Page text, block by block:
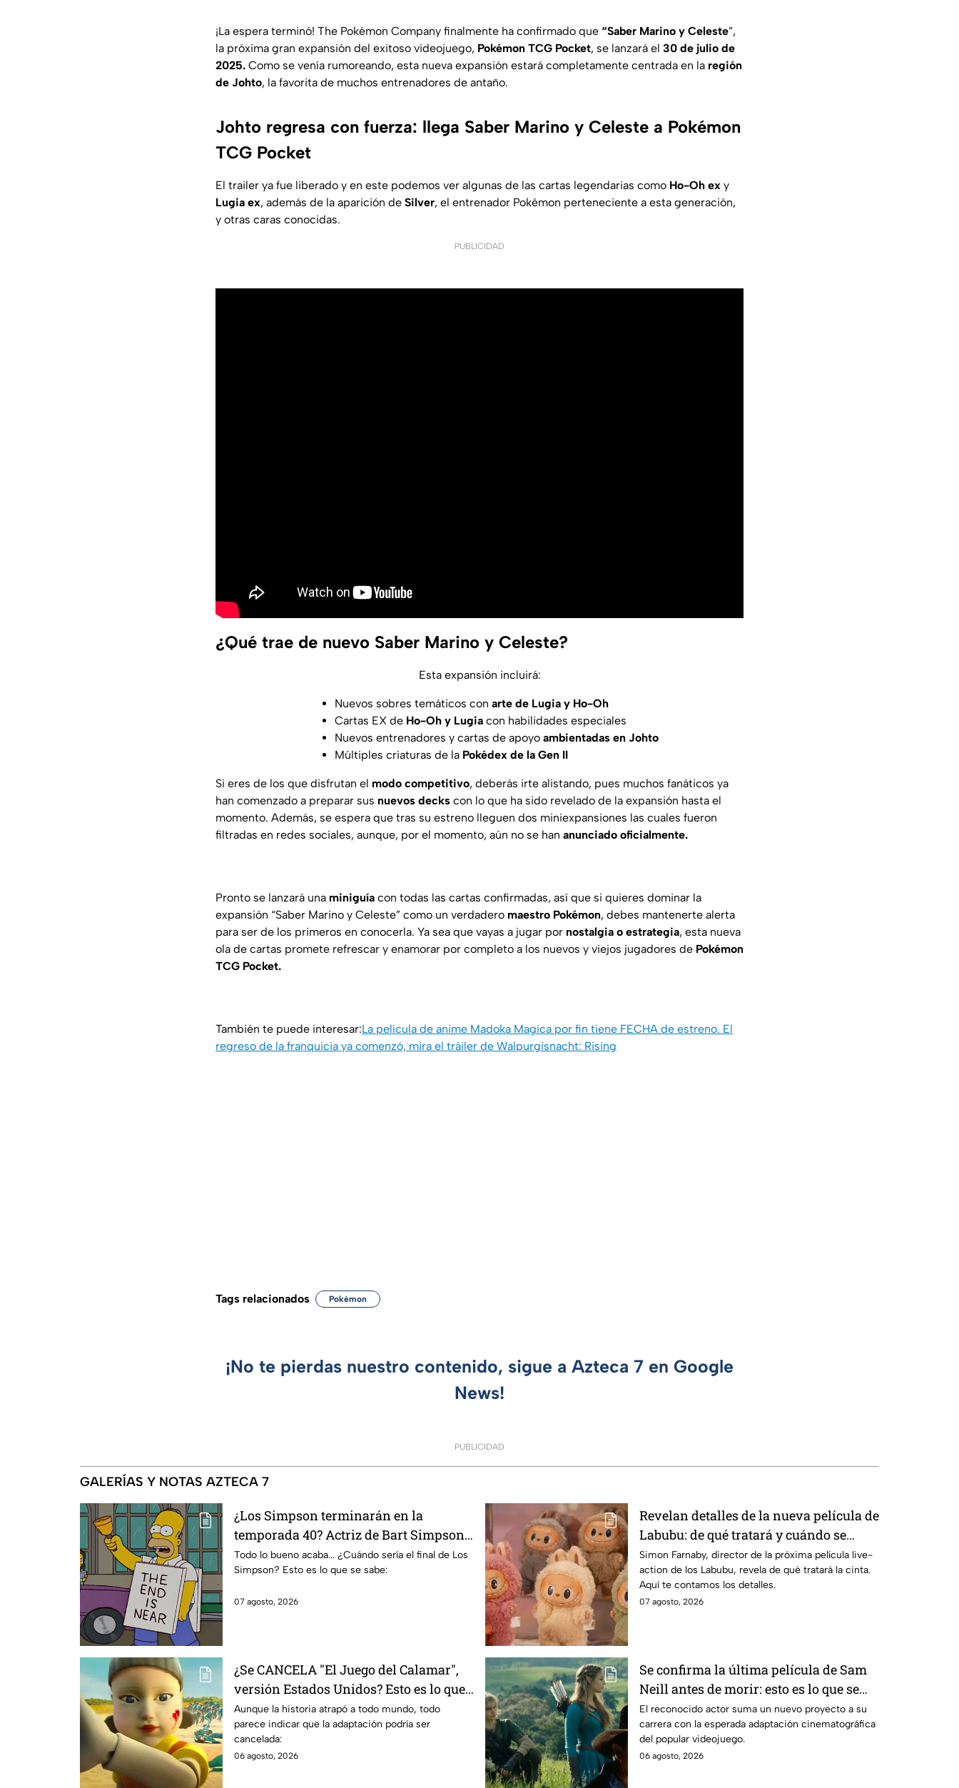
¡La espera terminó! The Pokémon Company finalmente ha confirmado que “Saber Marino y Celeste”,
la próxima gran expansión del exitoso videojuego, Pokémon TCG Pocket, se lanzará el 30 de julio de
2025. Como se venía rumoreando, esta nueva expansión estará completamente centrada en la región
de Johto, la favorita de muchos entrenadores de antaño.
Johto regresa con fuerza: llega Saber Marino y Celeste a Pokémon
TCG Pocket
El trailer ya fue liberado y en este podemos ver algunas de las cartas legendarias como Ho-Oh ex y
Lugia ex, además de la aparición de Silver, el entrenador Pokémon perteneciente a esta generación,
y otras caras conocidas.
PUBLICIDAD
¿Qué trae de nuevo Saber Marino y Celeste?
Esta expansión incluirá:
Nuevos sobres temáticos con arte de Lugia y Ho-Oh
Cartas EX de Ho-Oh y Lugia con habilidades especiales
Nuevos entrenadores y cartas de apoyo ambientadas en Johto
Múltiples criaturas de la Pokédex de la Gen II
Si eres de los que disfrutan el modo competitivo, deberás irte alistando, pues muchos fanáticos ya
han comenzado a preparar sus nuevos decks con lo que ha sido revelado de la expansión hasta el
momento. Además, se espera que tras su estreno lleguen dos miniexpansiones las cuales fueron
filtradas en redes sociales, aunque, por el momento, aún no se han anunciado oficialmente.
Pronto se lanzará una miniguía con todas las cartas confirmadas, así que si quieres dominar la
expansión “Saber Marino y Celeste” como un verdadero maestro Pokémon, debes mantenerte alerta
para ser de los primeros en conocerla. Ya sea que vayas a jugar por nostalgia o estrategia, esta nueva
ola de cartas promete refrescar y enamorar por completo a los nuevos y viejos jugadores de Pokémon
TCG Pocket.
También te puede interesar:La película de anime Madoka Magica por fin tiene FECHA de estreno. El
regreso de la franquicia ya comenzó, mira el tráiler de Walpurgisnacht: Rising
Tags relacionados Pokémon
¡No te pierdas nuestro contenido, sigue a Azteca 7 en Google
News!
PUBLICIDAD
GALERÍAS Y NOTAS AZTECA 7
¿Los Simpson terminarán en la
temporada 40? Actriz de Bart Simpson
da IMPACTANTE declaración
Todo lo bueno acaba... ¿Cuándo sería el final de Los
Simpson? Esto es lo que se sabe:
07 agosto, 2026
Revelan detalles de la nueva película de
Labubu: de qué tratará y cuándo se
estrena
Simon Farnaby, director de la próxima película live-
action de los Labubu, revela de qué tratará la cinta.
Aquí te contamos los detalles.
07 agosto, 2026
¿Se CANCELA "El Juego del Calamar",
versión Estados Unidos? Esto es lo que
se sabe al momento
Aunque la historia atrapó a todo mundo, todo
parece indicar que la adaptación podría ser
cancelada:
06 agosto, 2026
Se confirma la última película de Sam
Neill antes de morir: esto es lo que se
sabe hasta ahora
El reconocido actor suma un nuevo proyecto a su
carrera con la esperada adaptación cinematográfica
del popular videojuego.
06 agosto, 2026